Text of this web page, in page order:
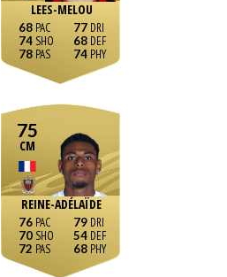
LEES-MELOU
68
74
78
77
68
74
75
CM
REINE-ADÉLAÏDE
76
70
72
79
54
68